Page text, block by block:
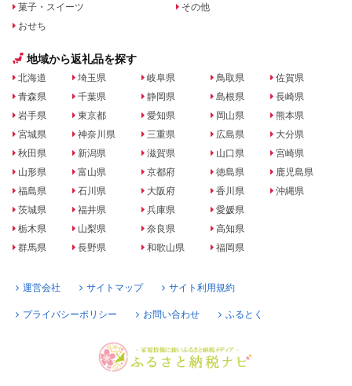
菓子・スイーツ
おせち
その他
地域から返礼品を探す
北海道
青森県
岩手県
宮城県
秋田県
山形県
福島県
茨城県
栃木県
群馬県
埼玉県
千葉県
東京都
神奈川県
新潟県
富山県
石川県
福井県
山梨県
長野県
岐阜県
静岡県
愛知県
三重県
滋賀県
京都府
大阪府
兵庫県
奈良県
和歌山県
鳥取県
島根県
岡山県
広島県
山口県
徳島県
香川県
愛媛県
高知県
福岡県
佐賀県
長崎県
熊本県
大分県
宮崎県
鹿児島県
沖縄県
運営会社 サイトマップ サイト利用規約
プライバシーポリシー お問い合わせ ふるとく